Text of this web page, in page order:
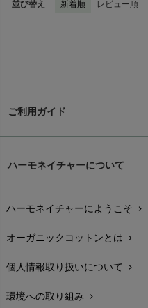
並び替え 新着順 レビュー順
ご利用ガイド
配送と送料chevron_right
在庫状況と発送予定chevron_right
サイズ・寸法chevron_right
生地・素材chevron_right
ハーモネイチャーについて
ハーモネイチャーにようこそ chevron_right
オーガニックコットンとは chevron_right
個人情報取り扱いについて chevron_right
環境への取り組み chevron_right